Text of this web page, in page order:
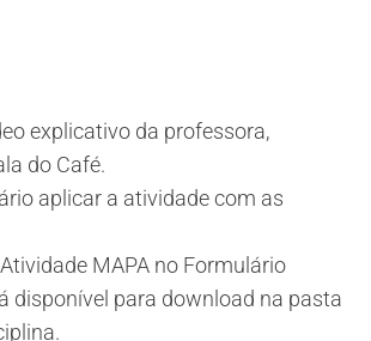
explicativo da professora,
do Café.
aplicar a atividade com as
MAPA no Formulário
disponível para download na pasta